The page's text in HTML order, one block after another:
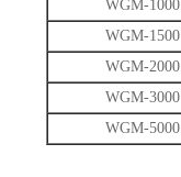
WGM-1000
WGM-1500
WGM-2000
WGM-3000
WGM-5000